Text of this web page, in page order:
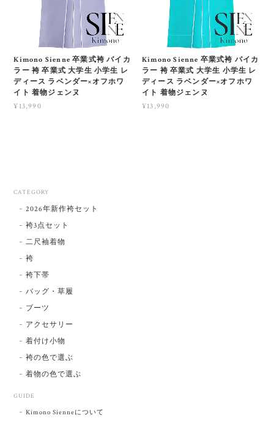
Kimono Sienne 卒業式袴 バイカ
ラー 袴 卒業式 大学生 小学生 レ
ディース ラベンダー×オフホワ
イト 着物ジェンヌ
¥13,990
Kimono Sienne 卒業式袴 バイカ
ラー 袴 卒業式 大学生 小学生 レ
ディース ラベンダー×オフホワ
イト 着物ジェンヌ
¥13,990
CATEGORY
2026年新作袴セット
袴3点セット
二尺袖着物
袴
袴下帯
バッグ・草履
ブーツ
アクセサリー
着付け小物
袴の色で選ぶ
着物の色で選ぶ
GUIDE
Kimono Sienneについて